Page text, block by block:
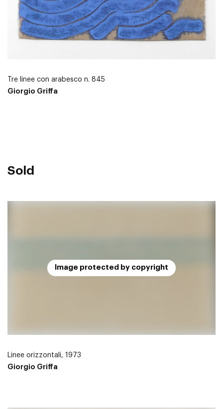
Tre linee con arabesco n. 845
Giorgio Griffa
Sold
Image protected by copyright
Linee orizzontali, 1973
Giorgio Griffa